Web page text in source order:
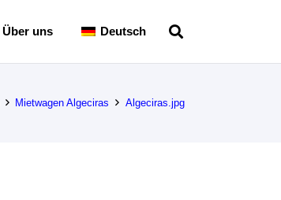
Über uns Deutsch
Mietwagen Algeciras Algeciras.jpg